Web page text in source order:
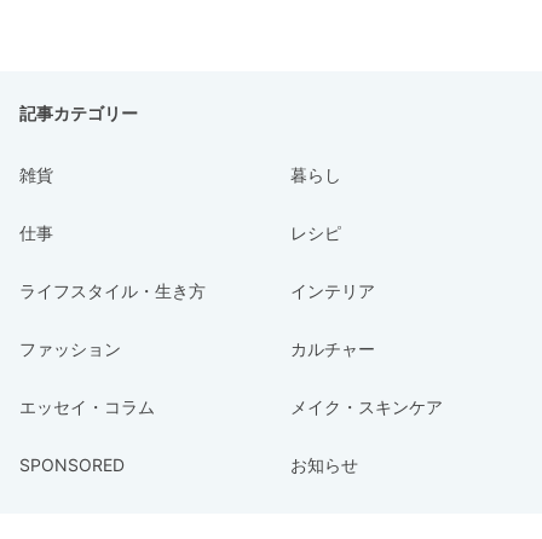
記事カテゴリー
雑貨 暮らし
仕事 レシピ
ライフスタイル・生き方 インテリア
ファッション カルチャー
エッセイ・コラム メイク・スキンケア
SPONSORED お知らせ